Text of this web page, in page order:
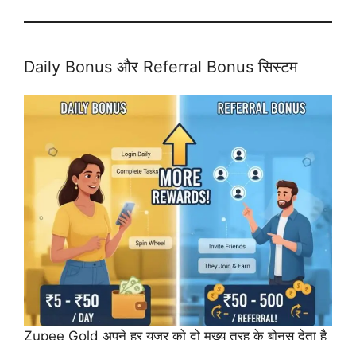
Daily Bonus और Referral Bonus सिस्टम
Zupee Gold अपने हर यूज़र को दो मुख्य तरह के बोनस देता है